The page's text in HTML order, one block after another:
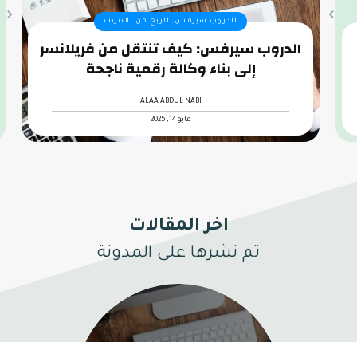
الدروب سيرفس, الربح من الانترنت
الدروب سيرفس: كيف تنتقل من فريلانسر
إلى بناء وكالة رقمية ناجحة
ALAA ABDUL NABI
مايو 14, 2025
اخر المقالات
تم نشرها على المدونة